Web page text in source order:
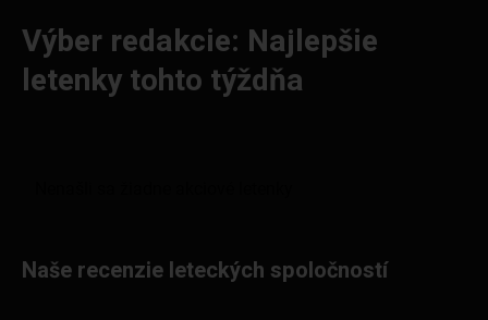
Výber redakcie: Najlepšie
letenky tohto týždňa
Naše recenzie leteckých spoločností